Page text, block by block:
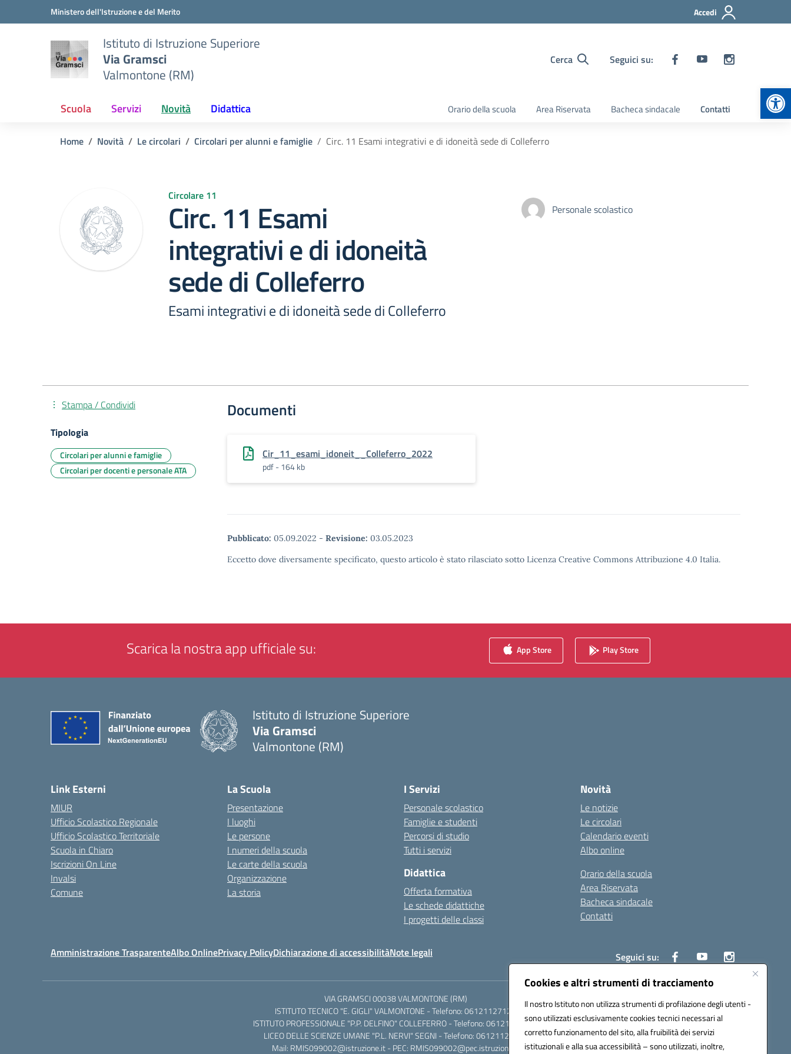
Cookies e altri strumenti di tracciamento
Il nostro Istituto non utilizza strumenti di profilazione degli utenti -
sono utilizzati esclusivamente cookies tecnici necessari al
corretto funzionamento del sito, alla fruibilità dei servizi
istituzionali e alla sua accessibilità – sono utilizzati, inoltre,
Vai ai contenuti
Vai al menu di navigazioneMinistero dell'Istruzione e del Merito Accedi
Istituto di Istruzione Superiore
Via Gramsci
Valmontone (RM)
Cerca Seguici su:
Scuola Servizi Novità Didattica Orario della scuola Area Riservata Bacheca sindacale Contatti
Home Novità Le circolari Circolari per alunni e famiglie Circ. 11 Esami integrativi e di idoneità sede di Colleferro
Circolare 11
Circ. 11 Esami
integrativi e di idoneità
sede di Colleferro
Esami integrativi e di idoneità sede di Colleferro
Personale scolastico
Documenti
Cir_11_esami_idoneit__Colleferro_2022
pdf - 164 kb
Pubblicato: 05.09.2022 - Revisione: 03.05.2023
Eccetto dove diversamente specificato, questo articolo è stato rilasciato sotto Licenza Creative Commons Attribuzione 4.0 Italia.
Stampa / Condividi
Tipologia
Circolari per alunni e famiglie
Circolari per docenti e personale ATA
Scarica la nostra app ufficiale su: App Store Play Store
Istituto di Istruzione Superiore
Via Gramsci
Valmontone (RM)
Link Esterni
MIUR
Ufficio Scolastico Regionale
Ufficio Scolastico Territoriale
Scuola in Chiaro
Iscrizioni On Line
Invalsi
Comune
La Scuola
Presentazione
I luoghi
Le persone
I numeri della scuola
Le carte della scuola
Organizzazione
La storia
I Servizi
Personale scolastico
Famiglie e studenti
Percorsi di studio
Tutti i servizi
Didattica
Offerta formativa
Le schede didattiche
I progetti delle classi
Novità
Le notizie
Le circolari
Calendario eventi
Albo online
Orario della scuola
Area Riservata
Bacheca sindacale
Contatti
Amministrazione TrasparenteAlbo OnlinePrivacy PolicyDichiarazione di accessibilitàNote legali Seguici su:
VIA GRAMSCI 00038 VALMONTONE (RM)
ISTITUTO TECNICO "E. GIGLI" VALMONTONE - Telefono: 06121127125
ISTITUTO PROFESSIONALE "P.P. DELFINO" COLLEFERRO - Telefono: 06121126825
LICEO DELLE SCIENZE UMANE "P.L. NERVI" SEGNI - Telefono: 06121126845
Mail: RMIS099002@istruzione.it - PEC: RMIS099002@pec.istruzione.it